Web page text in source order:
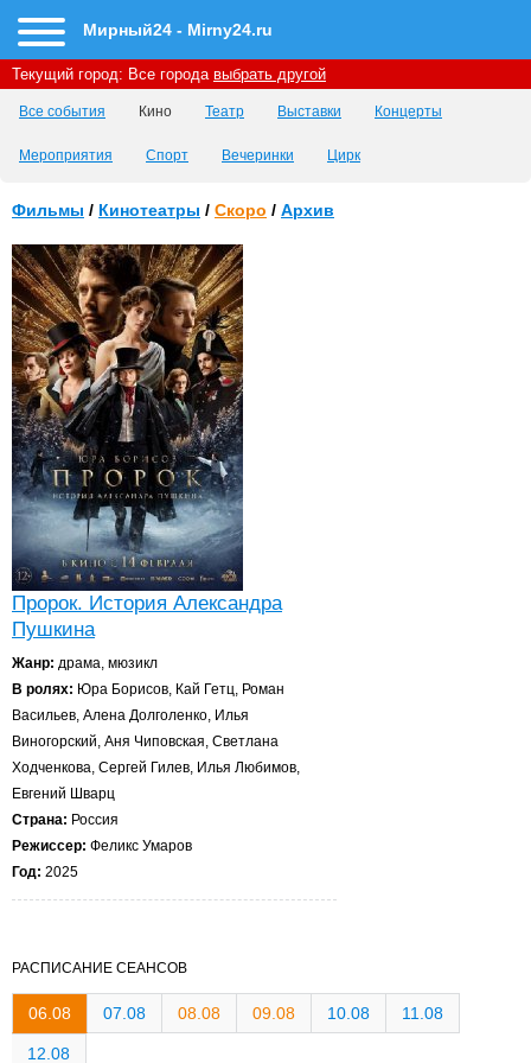
Мирный24 - Mirny24.ru
Текущий город: Все города выбрать другой
Все события Кино Театр Выставки Концерты
Мероприятия Спорт Вечеринки Цирк
Фильмы / Кинотеатры / Скоро / Архив
Пророк. История Александра
Пушкина
Жанр: драма, мюзикл
В ролях: Юра Борисов, Кай Гетц, Роман
Васильев, Алена Долголенко, Илья
Виногорский, Аня Чиповская, Светлана
Ходченкова, Сергей Гилев, Илья Любимов,
Евгений Шварц
Страна: Россия
Режиссер: Феликс Умаров
Год: 2025
РАСПИСАНИЕ СЕАНСОВ
06.08 07.08 08.08 09.08 10.08 11.08
12.08